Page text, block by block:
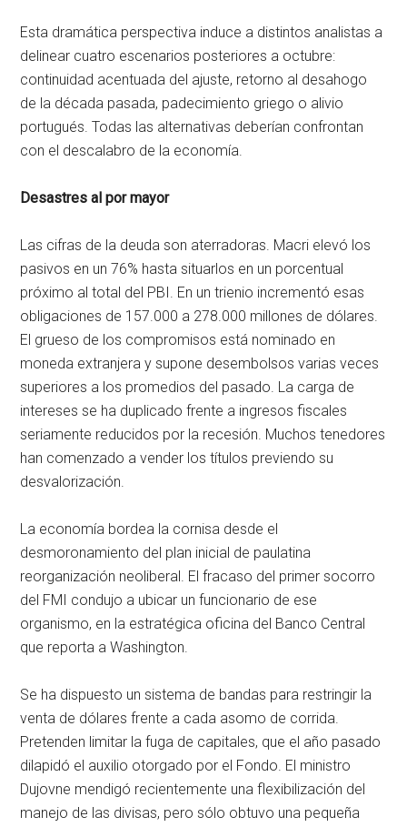
Esta dramática perspectiva induce a distintos analistas a
delinear cuatro escenarios posteriores a octubre:
continuidad acentuada del ajuste, retorno al desahogo
de la década pasada, padecimiento griego o alivio
portugués. Todas las alternativas deberían confrontan
con el descalabro de la economía.
Desastres al por mayor
Las cifras de la deuda son aterradoras. Macri elevó los
pasivos en un 76% hasta situarlos en un porcentual
próximo al total del PBI. En un trienio incrementó esas
obligaciones de 157.000 a 278.000 millones de dólares.
El grueso de los compromisos está nominado en
moneda extranjera y supone desembolsos varias veces
superiores a los promedios del pasado. La carga de
intereses se ha duplicado frente a ingresos fiscales
seriamente reducidos por la recesión. Muchos tenedores
han comenzado a vender los títulos previendo su
desvalorización.
La economía bordea la cornisa desde el
desmoronamiento del plan inicial de paulatina
reorganización neoliberal. El fracaso del primer socorro
del FMI condujo a ubicar un funcionario de ese
organismo, en la estratégica oficina del Banco Central
que reporta a Washington.
Se ha dispuesto un sistema de bandas para restringir la
venta de dólares frente a cada asomo de corrida.
Pretenden limitar la fuga de capitales, que el año pasado
dilapidó el auxilio otorgado por el Fondo. El ministro
Dujovne mendigó recientemente una flexibilización del
manejo de las divisas, pero sólo obtuvo una pequeña